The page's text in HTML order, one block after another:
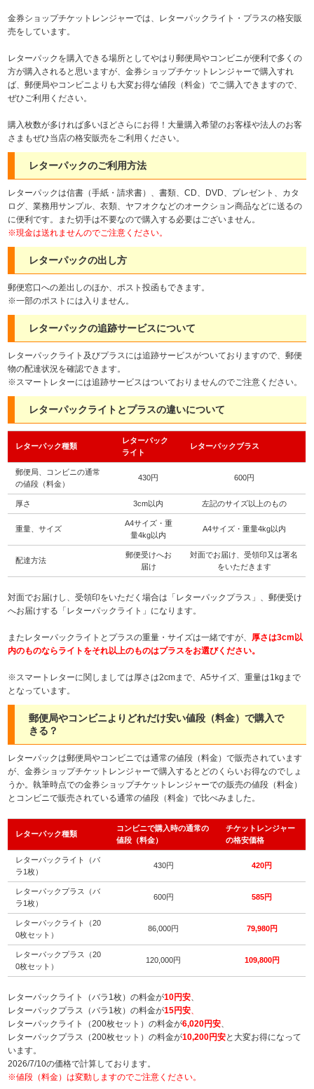
金券ショップチケットレンジャーでは、レターパックライト・プラスの格安販
売をしています。
レターパックを購入できる場所としてやはり郵便局やコンビニが便利で多くの
方が購入されると思いますが、金券ショップチケットレンジャーで購入すれ
ば、郵便局やコンビニよりも大変お得な値段（料金）でご購入できますので、
ぜひご利用ください。
購入枚数が多ければ多いほどさらにお得！大量購入希望のお客様や法人のお客
さまもぜひ当店の格安販売をご利用ください。
レターパックのご利用方法
レターパックは信書（手紙・請求書）、書類、CD、DVD、プレゼント、カタ
ログ、業務用サンプル、衣類、ヤフオクなどのオークション商品などに送るの
に便利です。また切手は不要なので購入する必要はございません。
※現金は送れませんのでご注意ください。
レターパックの出し方
郵便窓口への差出しのほか、ポスト投函もできます。
※一部のポストには入りません。
レターパックの追跡サービスについて
レターパックライト及びプラスには追跡サービスがついておりますので、郵便
物の配達状況を確認できます。
※スマートレターには追跡サービスはついておりませんのでご注意ください。
レターパックライトとプラスの違いについて
レターパック種類
レターパック
ライト
レターパックブラス
郵便局、コンビニの通常
の値段（料金）
430円 600円
厚さ 3cm以内 左記のサイズ以上のもの
重量、サイズ
A4サイズ・重
量4kg以内
A4サイズ・重量4kg以内
配達方法
郵便受けへお
届け
対面でお届け、受領印又は署名
をいただきます
対面でお届けし、受領印をいただく場合は「レターパックプラス」、郵便受け
へお届けする「レターパックライト」になります。
またレターパックライトとプラスの重量・サイズは一緒ですが、 厚さは3cm以
内のものならライトをそれ以上のものはプラスをお選びください。
※スマートレターに関しましては厚さは2cmまで、A5サイズ、重量は1kgまで
となっています。
郵便局やコンビニよりどれだけ安い値段（料金）で購入で
きる？
レターパックは郵便局やコンビニでは通常の値段（料金）で販売されています
が、金券ショップチケットレンジャーで購入するとどのくらいお得なのでしょ
うか。執筆時点での金券ショップチケットレンジャーでの販売の値段（料金）
とコンビニで販売されている通常の値段（料金）で比べみました。
レターパック種類
コンビニで購入時の通常の
値段（料金）
チケットレンジャー
の格安価格
レターパックライト（バ
ラ1枚）
430円 420円
レターパックプラス（バ
ラ1枚）
600円 585円
レターパックライト（20
0枚セット）
86,000円 79,980円
レターパックプラス（20
0枚セット）
120,000円 109,800円
レターパックライト（バラ1枚）の料金が10円安、
レターパックプラス（バラ1枚）の料金が15円安、
レターパックライト（200枚セット）の料金が6,020円安、
レターパックプラス（200枚セット）の料金が10,200円安と大変お得になって
います。
2026/7/10の価格で計算しております。
※値段（料金）は変動しますのでご注意ください。